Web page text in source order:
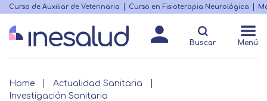
Skip
main
content
Menú
destacado
Curso de Auxiliar de Veterinaria Curso en Fisioterapia Neurológica
Buscar Menú
Breadcrumb
Home
Actualidad Sanitaria
Investigación Sanitaria
Matricularme